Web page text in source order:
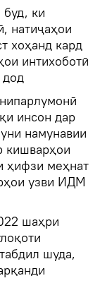
ки
натиҷаҳои
хоҳанд кард
интихоботӣ
дод
инсон дар
намунавии
кишварҳои
ҳифзи меҳнат
узви ИДМ
шаҳри
шуда,